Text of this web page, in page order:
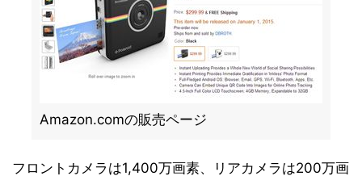
Amazon.comの販売ページ
フロントカメラは1,400万画素、リアカメラは200万画